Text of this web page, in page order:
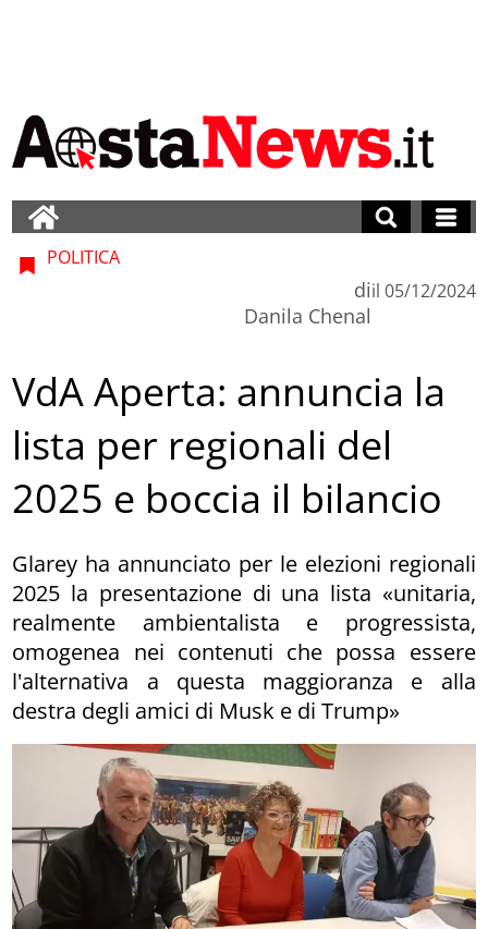
POLITICA
di
Danila Chenal
il 05/12/2024
VdA Aperta: annuncia la
lista per regionali del
2025 e boccia il bilancio
Glarey ha annunciato per le elezioni regionali
2025 la presentazione di una lista «unitaria,
realmente ambientalista e progressista,
omogenea nei contenuti che possa essere
l'alternativa a questa maggioranza e alla
destra degli amici di Musk e di Trump»